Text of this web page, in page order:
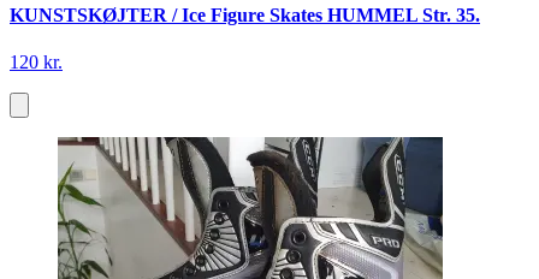
KUNSTSKØJTER / Ice Figure Skates HUMMEL Str. 35.
120 kr.